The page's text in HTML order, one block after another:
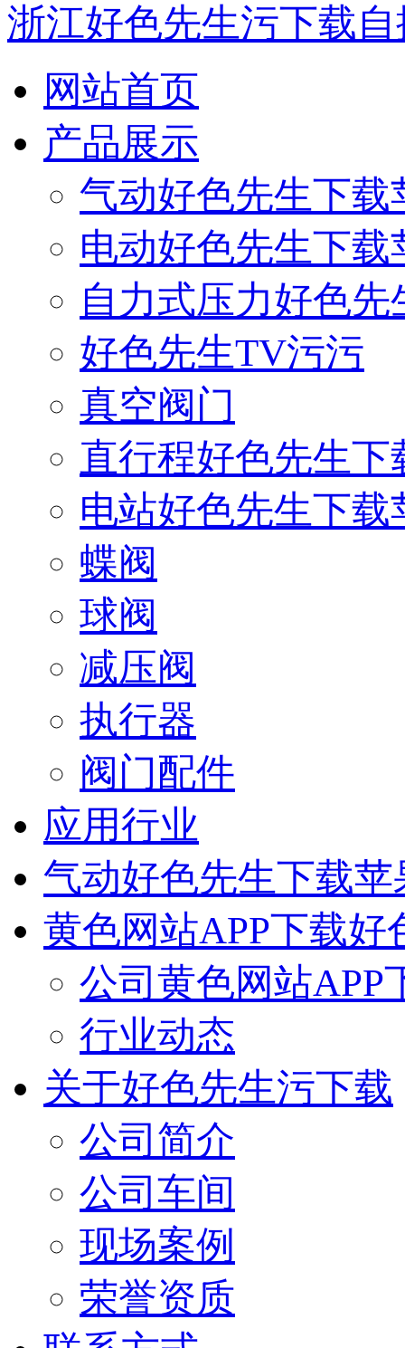
浙江好色先生污下载
网站首页
产品展示
气动好色先生下
电动好色先生下
自力式压力好色
好色先生TV污污
真空阀门
直行程好色先生
电站好色先生下
蝶阀
球阀
减压阀
执行器
阀门配件
应用行业
气动好色先生下载
黄色网站APP下载好
公司黄色网站APP
行业动态
关于好色先生污下载
公司简介
公司车间
现场案例
荣誉资质